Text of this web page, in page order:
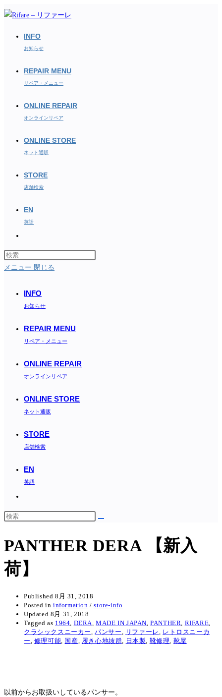
コ
INFO
お知らせ
REPAIR MENU
リペア・メニュー
ONLINE REPAIR
オンラインリペア
ONLINE STORE
ネット通販
STORE
店舗検索
EN
英語
search
メニュー 閉じる
INFO
お知らせ
REPAIR MENU
リペア・メニュー
ONLINE REPAIR
オンラインリペア
ONLINE STORE
ネット通販
STORE
店舗検索
EN
英語
search
PANTHER DERA 【新入
荷】
Published 8月 31, 2018
Posted in information /store-info
Updated 8月 31, 2018
Tagged as 1964 DERA ,MADE IN JAPAN ,PANTHER RIFARE
クラシックスニーカー ,パンサー リファーレ
レトロスニーカ
ー 修理可能 国産 履き心地抜群 日本製 靴修理 靴屋
以前からお取扱いしているパンサー。